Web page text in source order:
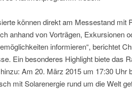
können direkt am Messestand mit
anhand von Vorträgen, Exkursionen
informieren“, berichtet
Ein besonderes Highlight biete das
Am 20. März 2015 um 17:30 Uhr
mit Solarenergie rund um die Welt